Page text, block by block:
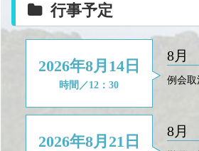
行事予定
2026年8月14日
時間／12：30
8月
例会取
2026年8月21日
8月